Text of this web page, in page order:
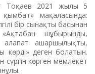
Тоқаев 2021 жылы 5
қымбат» мақаласында:
бір сынақты басынан
шұбырынды,
алапат ашаршылықты,
көрді» деген болатын.
сүргін көрген мемлекет